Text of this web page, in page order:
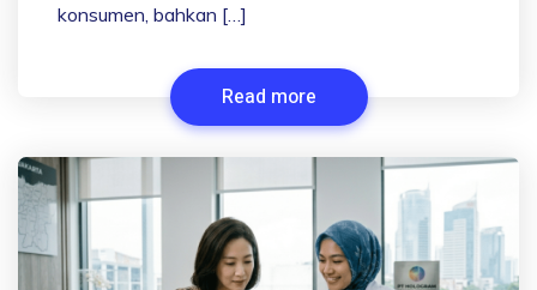
konsumen, bahkan […]
Read more